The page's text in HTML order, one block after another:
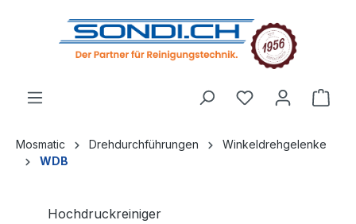
springen
Mosmatic Drehdurchführungen
Winkeldrehgelenke
WDB
Hochdruckreiniger